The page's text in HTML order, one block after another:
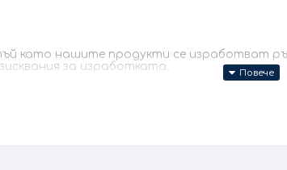
като нашите продукти се изработват
за изработката.